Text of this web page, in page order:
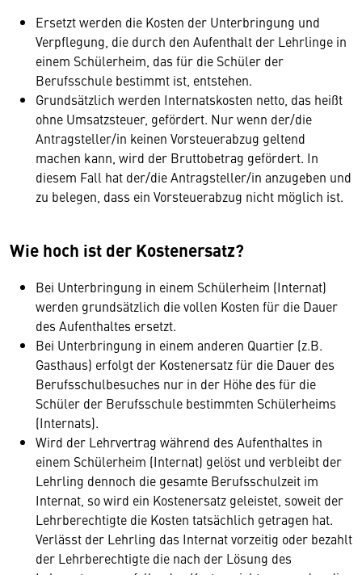
Ersetzt werden die Kosten der Unterbringung und
Verpflegung, die durch den Aufenthalt der Lehrlinge in
einem Schülerheim, das für die Schüler der
Berufsschule bestimmt ist, entstehen.
Grundsätzlich werden Internatskosten netto, das heißt
ohne Umsatzsteuer, gefördert. Nur wenn der/die
Antragsteller/in keinen Vorsteuerabzug geltend
machen kann, wird der Bruttobetrag gefördert. In
diesem Fall hat der/die Antragsteller/in anzugeben und
zu belegen, dass ein Vorsteuerabzug nicht möglich ist.
Wie hoch ist der Kostenersatz?
Bei Unterbringung in einem Schülerheim (Internat)
werden grundsätzlich die vollen Kosten für die Dauer
des Aufenthaltes ersetzt.
Bei Unterbringung in einem anderen Quartier (z.B.
Gasthaus) erfolgt der Kostenersatz für die Dauer des
Berufsschulbesuches nur in der Höhe des für die
Schüler der Berufsschule bestimmten Schülerheims
(Internats).
Wird der Lehrvertrag während des Aufenthaltes in
einem Schülerheim (Internat) gelöst und verbleibt der
Lehrling dennoch die gesamte Berufsschulzeit im
Internat, so wird ein Kostenersatz geleistet, soweit der
Lehrberechtigte die Kosten tatsächlich getragen hat.
Verlässt der Lehrling das Internat vorzeitig oder bezahlt
der Lehrberechtigte die nach der Lösung des